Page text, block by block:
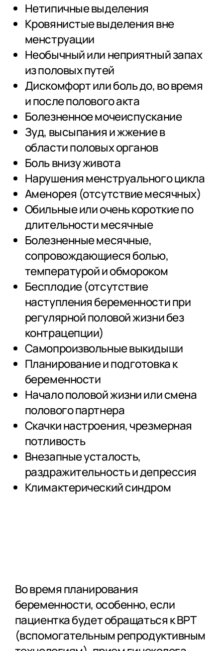
Нетипичные выделения
Кровянистые выделения вне
менструации
Необычный или неприятный запах
из половых путей
Дискомфорт или боль до, во время
и после полового акта
Болезненное мочеиспускание
Зуд, высыпания и жжение в
области половых органов
Боль внизу живота
Нарушения менструального цикла
Аменорея (отсутствие месячных)
Обильные или очень короткие по
длительности месячные
Болезненные месячные,
сопровождающиеся болью,
температурой и обмороком
Бесплодие (отсутствие
наступления беременности при
регулярной половой жизни без
контрацепции)
Самопроизвольные выкидыши
Планирование и подготовка к
беременности
Начало половой жизни или смена
полового партнера
Скачки настроения, чрезмерная
потливость
Внезапные усталость,
раздражительность и депрессия
Климактерический синдром
Во время планирования
беременности, особенно, если
пациентка будет обращаться к ВРТ
(вспомогательным репродуктивным